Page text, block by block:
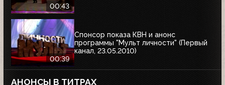
00:43
00:39
Спонсор показа КВН и анонс
программы "Мульт личности" (Первый
канал, 23.05.2010)
АНОНСЫ В ТИТРАХ